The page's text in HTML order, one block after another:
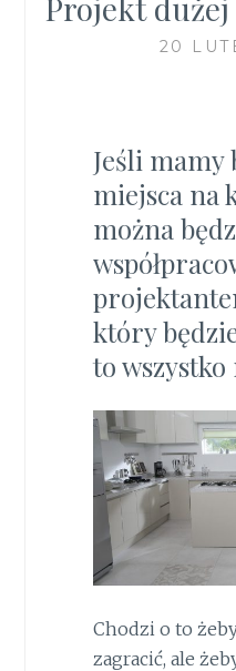
Projekt
20
Jeśli mamy
miejsca na
można
który
to
Chodzi o to
zagracić, ale